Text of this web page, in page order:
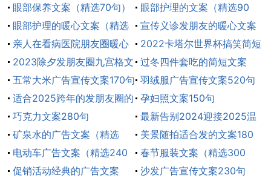
8、有时放弃了一段感情，并不是舍不得对方，而是
对那种全情投入后的失败感到不甘心。
9、学着做自己，放弃那些不属于自己的东西。你的
爱情，如果，不幸福，如果，不快乐，那就放手吧，有
些失去那是注定的，有些缘分是永远不会有结果的。爱
一个人不一定会拥有，若是拥有一个人，就好好爱她。
10、不是放弃你了，是我终于放过了自己，想你是
真的，回不去也是真的。
眼部保养文案（精选70句）
眼部护理的文案（精选90
句）
眼部护理的暖心文案（精选
60句）
宣传义诊发朋友的暖心文案
（精选50句）
亲人在看病医院朋友圈暖心
文案（精选95句）
2022卡塔尔世界杯搞笑简短
文案
2023除夕发朋友圈九宫格文
案
过冬四件套吃的简短文案
190句
五常大米广告宣传文案170句 羽绒服广告宣传文案520句
适合2025跨年的发朋友圈的
暖心文案190句
孕妇照文案150句
巧克力文案280句
最新告别2024迎接2025温
馨文案160句
矿泉水的广告文案（精选
220句）
美景随拍适合发的文案180
句
电动车广告文案（精选240
句）
春节服装文案（精选300
句）
促销活动经典的广告文案
沙发广告宣传文案230句